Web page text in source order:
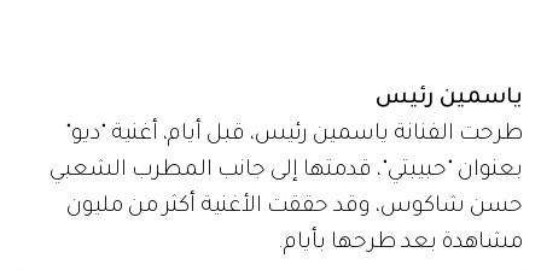
ياسمين رئيس
طرحت الفنانة ياسمين رئيس، قبل أيام، أغنية "ديو"
بعنوان "حبيبتي"، قدمتها إلى جانب المطرب الشعبي
حسن شاكوس، وقد حققت الأغنية أكثر من مليون
مشاهدة بعد طرحها بأيام.